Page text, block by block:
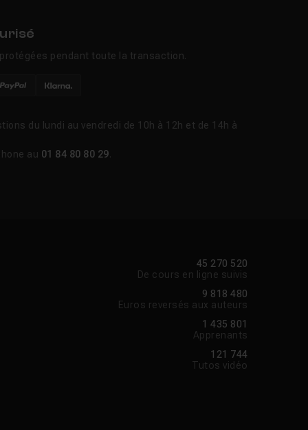
pendant toute la transaction.
du lundi au vendredi de 10h à 12h et de 14h à
au 01 84 80 80 29.
45 270 520
De cours en ligne suivis
9 818 480
Euros reversés aux auteurs
1 435 801
Apprenants
121 744
Tutos vidéo